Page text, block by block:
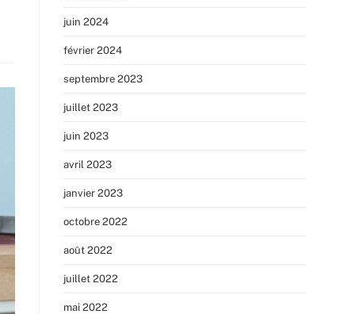
juin 2024
février 2024
septembre 2023
juillet 2023
juin 2023
avril 2023
janvier 2023
octobre 2022
août 2022
juillet 2022
mai 2022